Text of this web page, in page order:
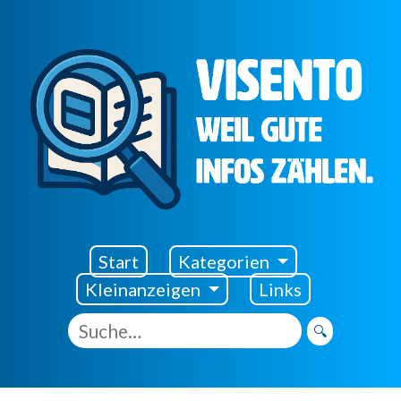
Start
Kategorien
Kleinanzeigen
Links
🔍